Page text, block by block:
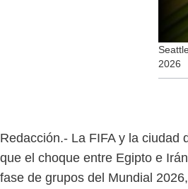
2026
Redacción.- La FIFA y la ciudad
que el choque entre Egipto e
fase de grupos del Mundial